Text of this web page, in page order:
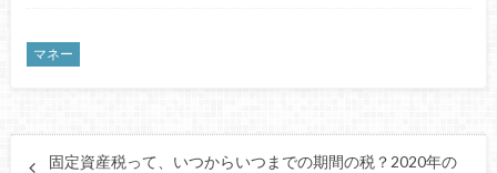
マネー
固定資産税って、いつからいつまでの期間の税？2020年の